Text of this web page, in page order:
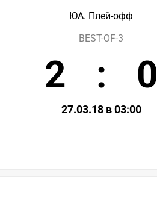
ЮА. Плей-офф
BEST-OF-3
2 : 0
27.03.18 в 03:00